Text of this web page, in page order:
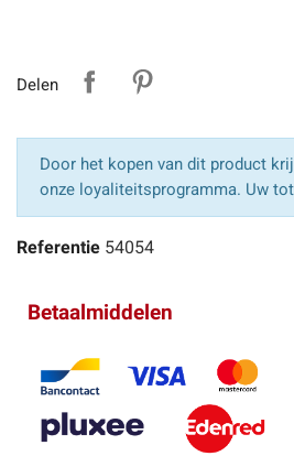
Delen
Door het kopen van dit product
onze loyaliteitsprogramma. Uw
Referentie 54054
Betaalmiddelen